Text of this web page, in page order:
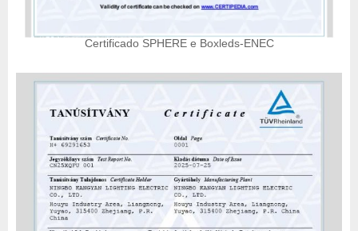
Certificado SPHERE e Boxleds-ENEC